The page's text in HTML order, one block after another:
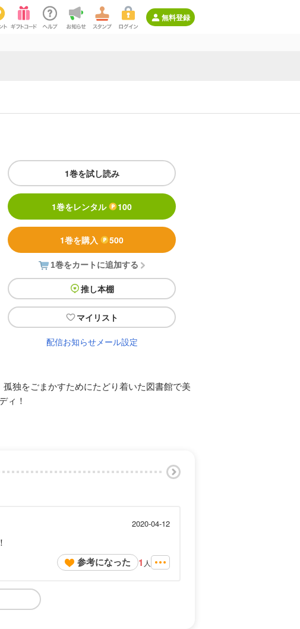
無料登録
1巻を試し読み
1巻をレンタル 100
1巻を購入 500
1巻をカートに追加する
推し本棚
マイリスト
配信お知らせメール設定
独をごまかすためにたどり着いた図書館で美
ィ！
2020-04-12
参考になった 1 人